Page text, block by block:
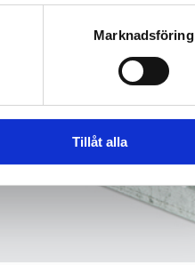
Marknadsföring
Tillåt alla